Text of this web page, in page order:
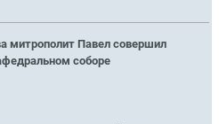
митрополит Павел совершил
соборе